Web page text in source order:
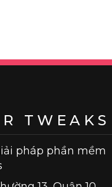
TWEAKS
pháp phần mềm